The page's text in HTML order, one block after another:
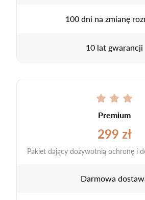
100 dni na zmianę
10 lat gwarancji
Premium
299 zł
Pakiet dający dożywotnią ochronę i
Darmowa